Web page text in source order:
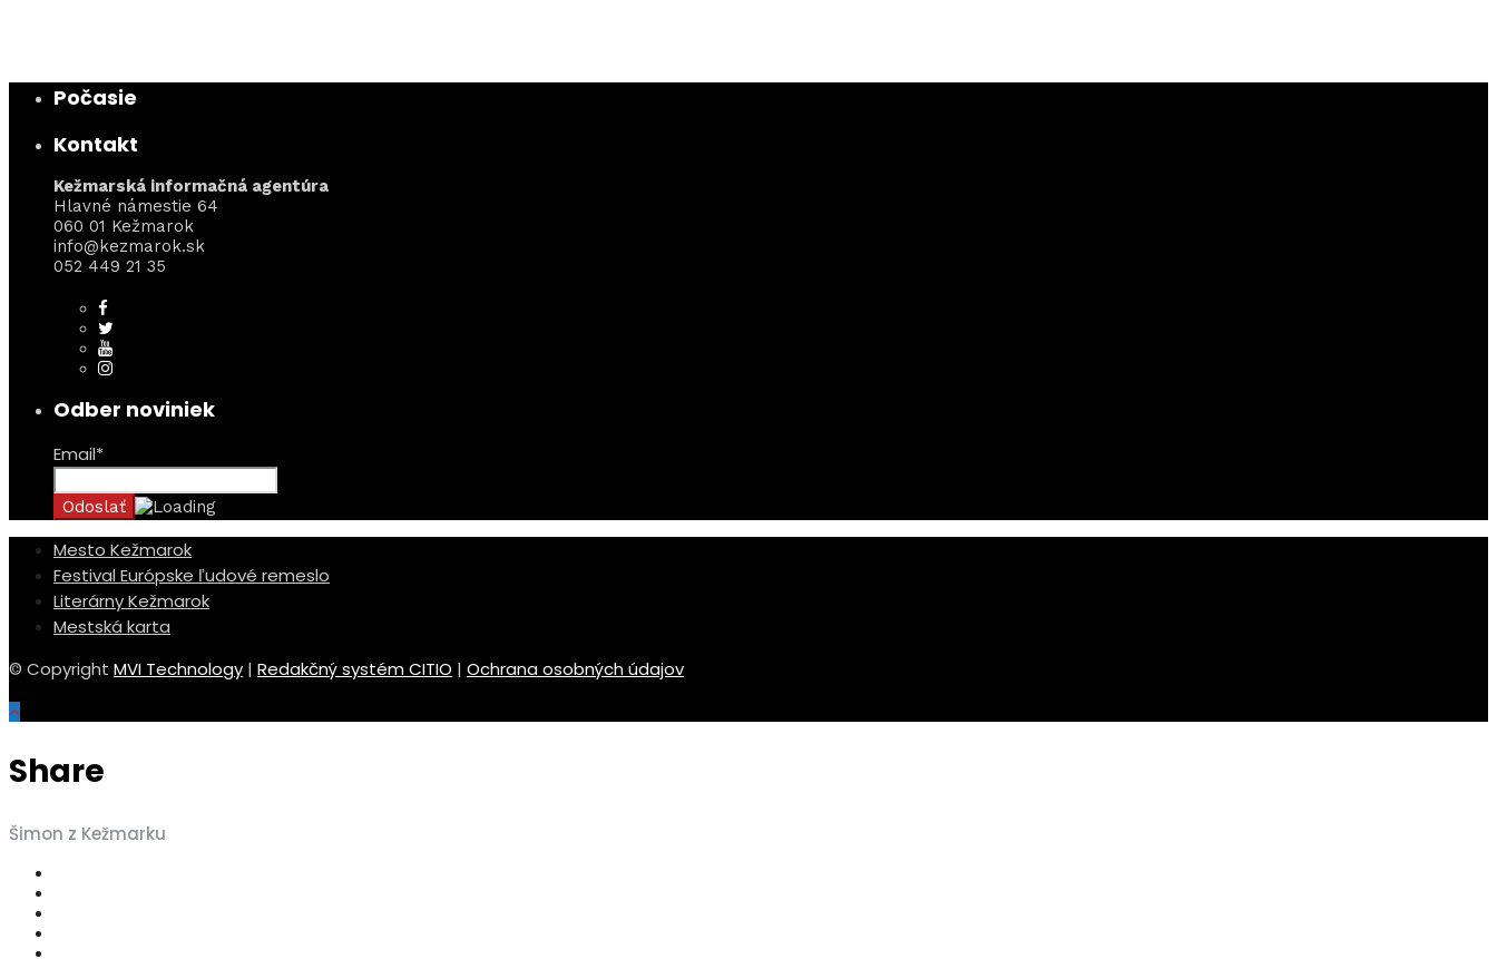
Počasie
Kontakt
Kežmarská informačná agentúra
Hlavné námestie 64
060 01 Kežmarok
info@kezmarok.sk
052 449 21 35
Odber noviniek
Email*
Mesto Kežmarok
Festival Európske ľudové remeslo
Literárny Kežmarok
Mestská karta
© Copyright MVI Technology | Redakčný systém CITIO | Ochrana osobných údajov
Share
Šimon z Kežmarku